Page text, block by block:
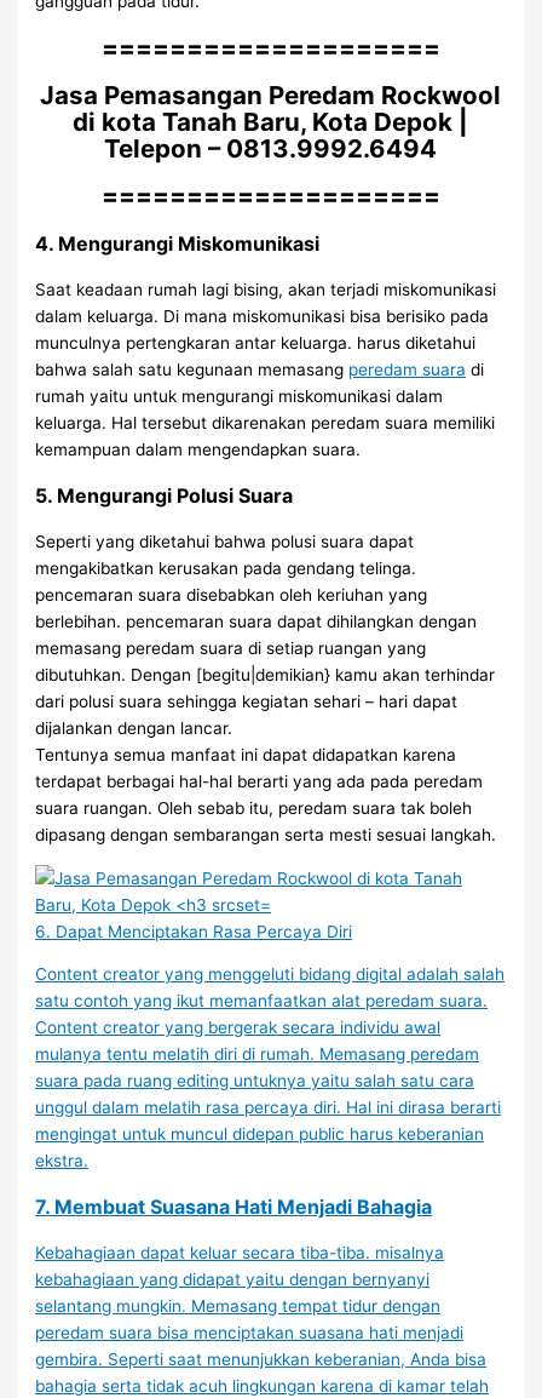
====================
Jasa Pemasangan Peredam Rockwool
di kota Tanah Baru, Kota Depok |
Telepon – 0813.9992.6494
====================
4. Mengurangi Miskomunikasi
Saat keadaan rumah lagi bising, akan terjadi miskomunikasi
dalam keluarga. Di mana miskomunikasi bisa berisiko pada
munculnya pertengkaran antar keluarga. harus diketahui
bahwa salah satu kegunaan memasang peredam suara di
rumah yaitu untuk mengurangi miskomunikasi dalam
keluarga. Hal tersebut dikarenakan peredam suara memiliki
kemampuan dalam mengendapkan suara.
5. Mengurangi Polusi Suara
Seperti yang diketahui bahwa polusi suara dapat
mengakibatkan kerusakan pada gendang telinga.
pencemaran suara disebabkan oleh keriuhan yang
berlebihan. pencemaran suara dapat dihilangkan dengan
memasang peredam suara di setiap ruangan yang
dibutuhkan. Dengan [begitu|demikian} kamu akan terhindar
dari polusi suara sehingga kegiatan sehari – hari dapat
dijalankan dengan lancar.
Tentunya semua manfaat ini dapat didapatkan karena
terdapat berbagai hal-hal berarti yang ada pada peredam
suara ruangan. Oleh sebab itu, peredam suara tak boleh
dipasang dengan sembarangan serta mesti sesuai langkah.
6. Dapat Menciptakan Rasa Percaya Diri
Content creator yang menggeluti bidang digital adalah salah
satu contoh yang ikut memanfaatkan alat peredam suara.
Content creator yang bergerak secara individu awal
mulanya tentu melatih diri di rumah. Memasang peredam
suara pada ruang editing untuknya yaitu salah satu cara
unggul dalam melatih rasa percaya diri. Hal ini dirasa berarti
mengingat untuk muncul didepan public harus keberanian
ekstra.
7. Membuat Suasana Hati Menjadi Bahagia
Kebahagiaan dapat keluar secara tiba-tiba. misalnya
kebahagiaan yang didapat yaitu dengan bernyanyi
selantang mungkin. Memasang tempat tidur dengan
peredam suara bisa menciptakan suasana hati menjadi
gembira. Seperti saat menunjukkan keberanian, Anda bisa
bahagia serta tidak acuh lingkungan karena di kamar telah